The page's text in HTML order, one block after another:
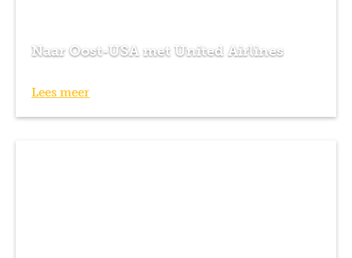
Naar Oost-USA met United Airlines
Lees meer